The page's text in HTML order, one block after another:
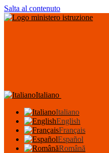
Salta al contenuto
Italiano
Italiano
English
Français
Español
Română